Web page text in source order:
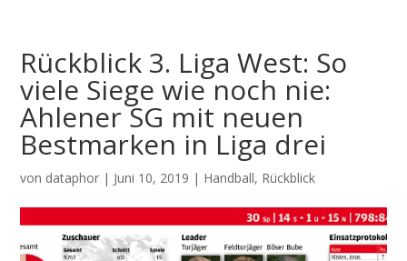
Rückblick 3. Liga West: So
viele Siege wie noch nie:
Ahlener SG mit neuen
Bestmarken in Liga drei
von dataphor | Juni 10, 2019 | Handball, Rückblick